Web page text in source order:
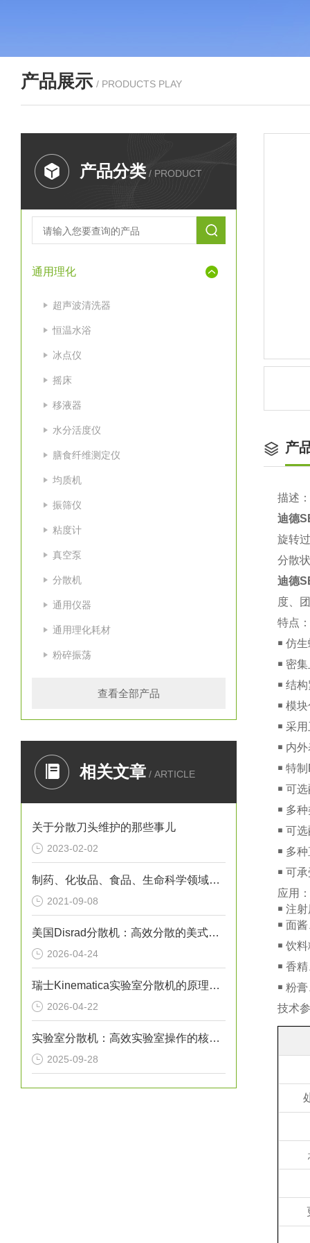
产品展示 / PRODUCTS PLAY
产品分类 / PRODUCT
通用理化
超声波清洗器
恒温水浴
冰点仪
摇床
移液器
水分活度仪
膳食纤维测定仪
均质机
振筛仪
粘度计
真空泵
分散机
通用仪器
通用理化耗材
粉碎振荡
查看全部产品
相关文章 / ARTICLE
关于分散刀头维护的那些事儿
2023-02-02
制药、化妆品、食品、生命科学领域样品处理专家—瑞士kinematica
2021-09-08
美国Disrad分散机：高效分散的美式创新力量
2026-04-24
瑞士Kinematica实验室分散机的原理介绍
2026-04-22
实验室分散机：高效实验室操作的核心设备
2025-09-28
产
描述：
迪德
旋转
分散
迪德
度、
特点：
￭ 仿
￭ 密
￭ 结
￭ 模
￭ 采
￭ 内
￭ 特
￭ 可
￭ 多
￭ 可
￭ 多
￭ 可
应用：
￭ 注
￭ 面
￭ 饮
￭ 香
￭ 粉
技术